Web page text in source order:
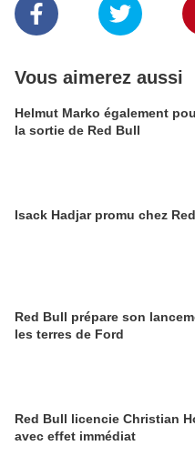
Vous aimerez aussi
Helmut Marko également
la sortie de Red Bull
Isack Hadjar promu chez
Red Bull prépare son
les terres de Ford
Red Bull licencie Christian
avec effet immédiat